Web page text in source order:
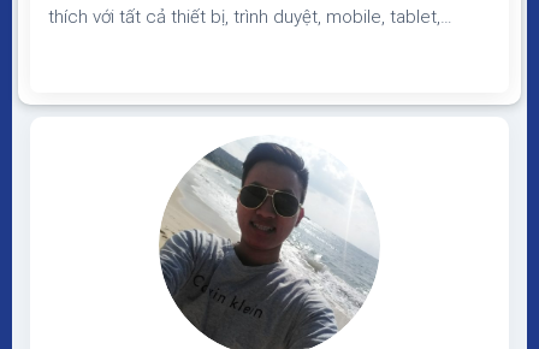
thích với tất cả thiết bị, trình duyệt, mobile, tablet,
nhanh nhẹ tối ưu với các công cụ tìm kiếm Theme
sạch hoàn toàn 100% không virus, không mã...